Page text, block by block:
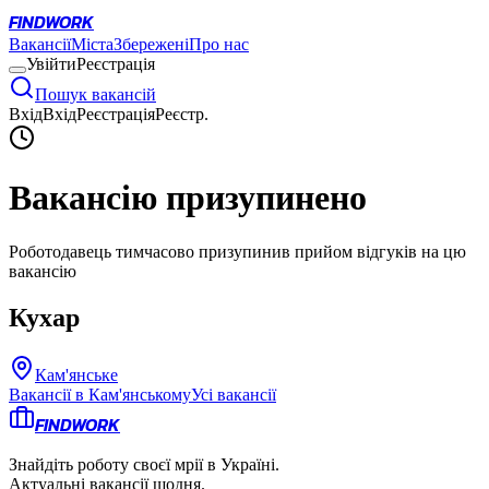
FINDWORK
ВакансіїМістаЗбереженіПро нас
УвійтиРеєстрація
Пошук вакансій
ВхідВхідРеєстраціяРеєстр.
Вакансію призупинено
Роботодавець тимчасово призупинив прийом відгуків на цю
вакансію
Кухар
Кам'янське
Вакансії в Кам'янськомуУсі вакансії
FINDWORK
Знайдіть роботу своєї мрії в Україні.
Актуальні вакансії щодня.